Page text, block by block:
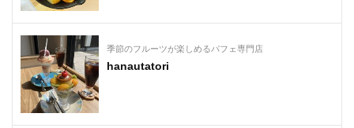
季節のフルーツが楽しめるパフェ専門店
hanautatori